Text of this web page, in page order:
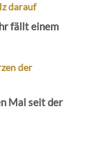
darauf
fällt einem
der
Mal seit der